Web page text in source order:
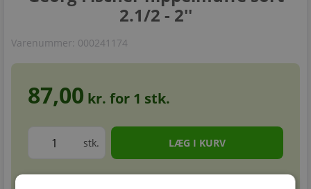
2.1/2 - 2''
Varenummer: 000241174
87,00 kr. for 1 stk.
stk.